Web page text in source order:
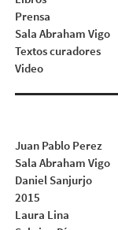
Prensa
Sala Abraham Vigo
Textos curadores
Video
Juan Pablo Perez
Sala Abraham Vigo
Daniel Sanjurjo
2015
Laura Lina